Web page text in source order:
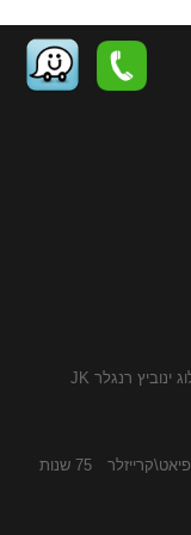
קטלוג ינוביץ רנגלר JK
75 שנות